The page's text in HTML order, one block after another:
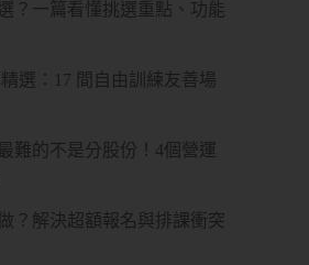
？一篇看懂挑選重點、功能
選：17 間自由訓練友善場
難的不是分股份！4個營運
？解決超額報名與排課衝突